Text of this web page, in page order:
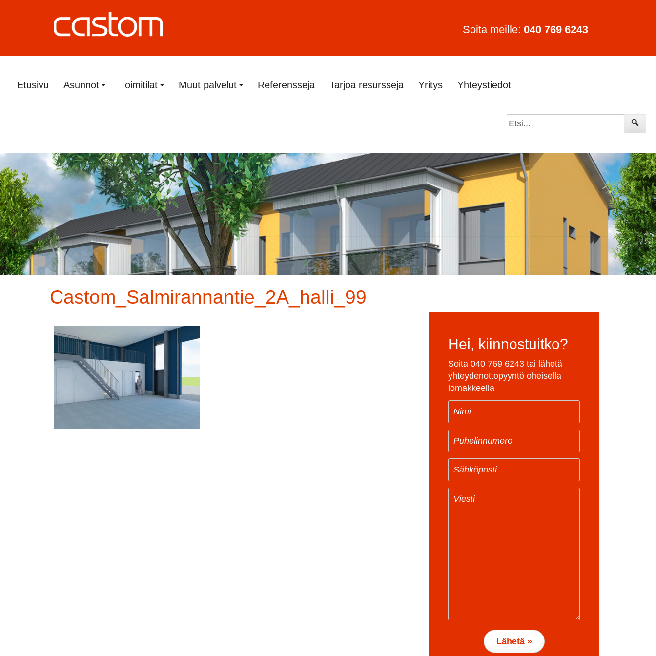
Soita meille: 040 769 6243
Etusivu Asunnot Toimitilat Muut palvelut Referenssejä Tarjoa resursseja Yritys Yhteystiedot
Castom_Salmirannantie_2A_halli_99
Hei, kiinnostuitko?
Soita 040 769 6243 tai lähetä
yhteydenottopyyntö oheisella
lomakkeella